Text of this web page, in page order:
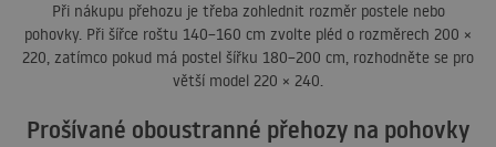
Při nákupu přehozu je třeba zohlednit rozměr postele nebo
pohovky. Při šířce roštu 140–160 cm zvolte pléd o rozměrech 200 ×
220, zatímco pokud má postel šířku 180–200 cm, rozhodněte se pro
větší model 220 × 240.
Prošívané oboustranné přehozy na pohovky